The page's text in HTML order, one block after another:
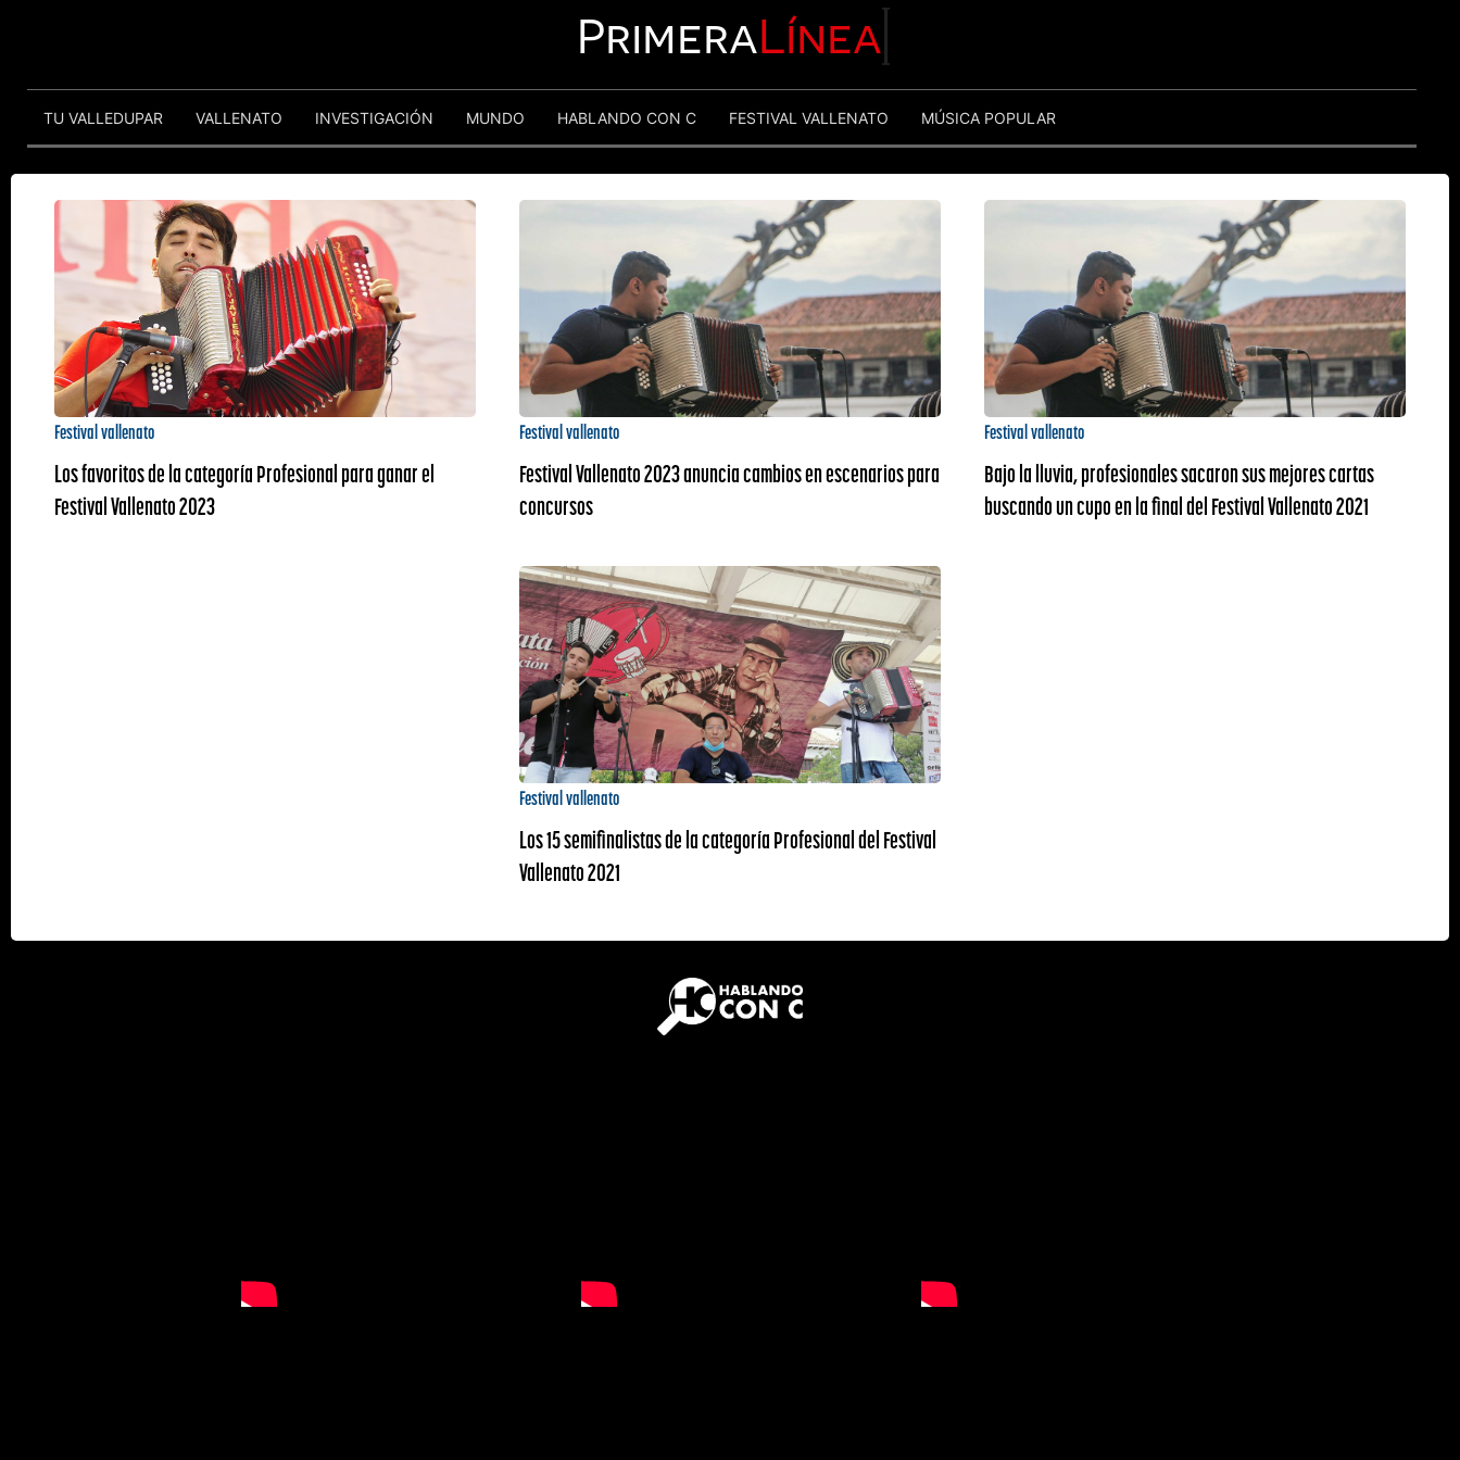
PrimeraLínea
TU VALLEDUPAR VALLENATO INVESTIGACIÓN MUNDO HABLANDO CON C FESTIVAL VALLENATO MÚSICA POPULAR
Festival vallenato
Los favoritos de la categoría Profesional para ganar el
Festival Vallenato 2023
Festival vallenato
Festival Vallenato 2023 anuncia cambios en escenarios para
concursos
Festival vallenato
Bajo la lluvia, profesionales sacaron sus mejores cartas
buscando un cupo en la final del Festival Vallenato 2021
Festival vallenato
Los 15 semifinalistas de la categoría Profesional del Festival
Vallenato 2021